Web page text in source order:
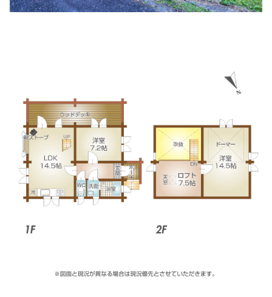
住所:兵庫県姫路市網干区和久２−２ マップで見る
兵庫県姫路市北条１丁目３８５ 光寿会クリニック
姫路中央病院付属クリニックＰＥＴ画像センター
住所: 兵庫県姫路市飾磨区三宅２丁目３６ マップで見る
兵庫県立はりま姫路総合医療センター
住所:
兵庫県姫路市神屋町３丁目264番地 マップで見る
木村病院
住所: 兵庫県姫路市南八代町５−３ マップで見る
住所:
マップで見る